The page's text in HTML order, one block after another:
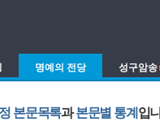
명예의 전당 성구암송
본문목록과본문별 통계 입